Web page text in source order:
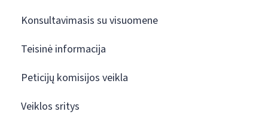
Konsultavimasis su visuomene
Teisinė informacija
Peticijų komisijos veikla
Veiklos sritys